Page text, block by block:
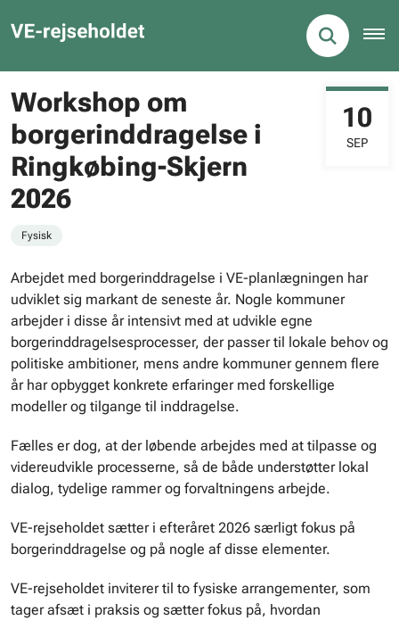
Workshop om
borgerinddragelse i
Ringkøbing-Skjern
2026
10
SEP
Fysisk
Arbejdet med borgerinddragelse i VE-planlægningen har
udviklet sig markant de seneste år. Nogle kommuner
arbejder i disse år intensivt med at udvikle egne
borgerinddragelsesprocesser, der passer til lokale behov og
politiske ambitioner, mens andre kommuner gennem flere
år har opbygget konkrete erfaringer med forskellige
modeller og tilgange til inddragelse.
Fælles er dog, at der løbende arbejdes med at tilpasse og
videreudvikle processerne, så de både understøtter lokal
dialog, tydelige rammer og forvaltningens arbejde.
VE-rejseholdet sætter i efteråret 2026 særligt fokus på
borgerinddragelse og på nogle af disse elementer.
VE-rejseholdet inviterer til to fysiske arrangementer, som
tager afsæt i praksis og sætter fokus på, hvordan